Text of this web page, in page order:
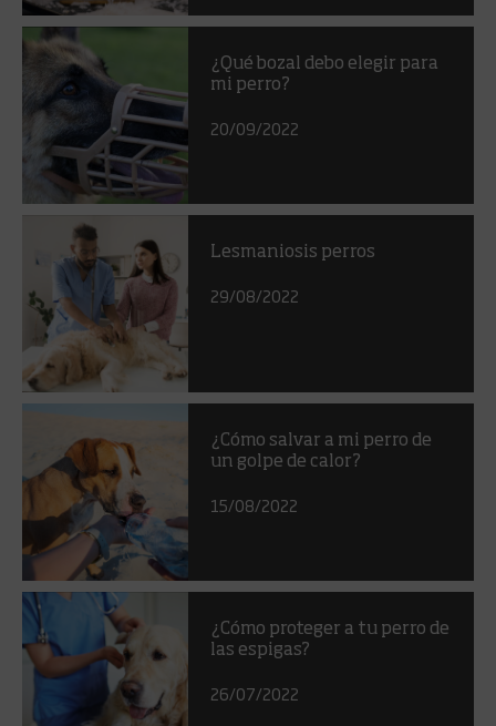
¿Qué bozal debo elegir para
mi perro?
20/09/2022
Lesmaniosis perros
29/08/2022
¿Cómo salvar a mi perro de
un golpe de calor?
15/08/2022
¿Cómo proteger a tu perro de
las espigas?
26/07/2022